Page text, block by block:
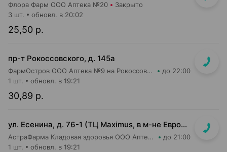
Флора Фарм ООО Аптека №20 Закрыто
25,50 р.
3 шт. обновл. в 20:02
пр-т Рокоссовского, д. 145а
ФармОстров ООО Аптека №9 на Рокоссовского до 22:00
30,89 р.
1 шт. обновл. в 19:21
ул. Есенина, д. 76-1 (ТЦ Maximus, в м-не Евроопт Super)
АстраФарма Кладовая здоровья ООО Аптека №9 до 21:00
1 шт. обновл. в 19:21